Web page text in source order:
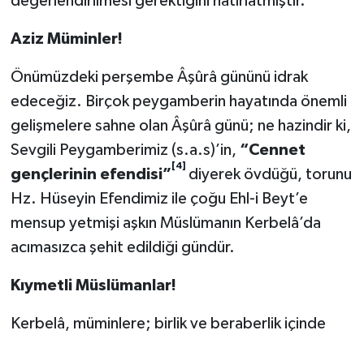
Aziz Müminler!
Önümüzdeki perşembe Âşûrâ gününü idrak
edeceğiz. Birçok peygamberin hayatında önemli
gelişmelere sahne olan Âşûrâ günü; ne hazindir ki,
Sevgili Peygamberimiz (s.a.s)’in, “Cennet
gençlerinin efendisi”
[4]
diyerek övdüğü, torunu
Hz. Hüseyin Efendimiz ile çoğu Ehl-i Beyt’e
mensup yetmişi aşkın Müslümanın Kerbelâ’da
acımasızca şehit edildiği gündür.
Kıymetli Müslümanlar!
Kerbelâ, müminlere; birlik ve beraberlik içinde
Diyarbakır Müftülüğü
Düzce Müftülüğü
Edirne Müftülüğü
Elazığ Müftülüğü
Erzincan Müftülüğü
Erzurum Müftülüğü
Eskişehir Müftülüğü
Gaziantep Müftülüğü
İhtida Haberleri
YAŞAM